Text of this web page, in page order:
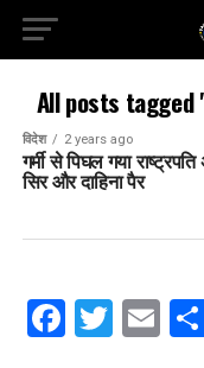
All posts tagged
विदेश 2 years ago
गर्मी से पिघल गया
सिर और दाहिना पैर